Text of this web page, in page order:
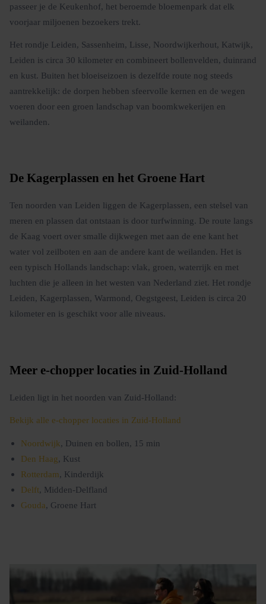
passeer je de Keukenhof, het beroemde bloemenpark dat elk
voorjaar miljoenen bezoekers trekt.
Het rondje Leiden, Sassenheim, Lisse, Noordwijkerhout, Katwijk,
Leiden is circa 30 kilometer en combineert bollenvelden, duinrand
en kust. Buiten het bloeiseizoen is dezelfde route nog steeds
aantrekkelijk: de dorpen hebben sfeervolle kernen en de wegen
voeren door een groen landschap van boomkwekerijen en
weilanden.
De Kagerplassen en het Groene Hart
Ten noorden van Leiden liggen de Kagerplassen, een stelsel van
meren en plassen dat ontstaan is door turfwinning. De route langs
de Kaag voert over smalle dijkwegen met aan de ene kant het
water vol zeilboten en aan de andere kant de weilanden. Het is
een typisch Hollands landschap: vlak, groen, waterrijk en met
luchten die je alleen in het westen van Nederland ziet. Het rondje
Leiden, Kagerplassen, Warmond, Oegstgeest, Leiden is circa 20
kilometer en is geschikt voor alle niveaus.
Meer e-chopper locaties in Zuid-Holland
Leiden ligt in het noorden van Zuid-Holland:
Bekijk alle e-chopper locaties in Zuid-Holland
Noordwijk, Duinen en bollen, 15 min
Den Haag, Kust
Rotterdam, Kinderdijk
Delft, Midden-Delfland
Gouda, Groene Hart